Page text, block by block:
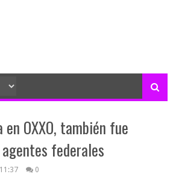
OXXO, también fue
federales
11:37 0